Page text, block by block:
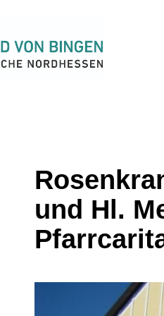
und Hl.